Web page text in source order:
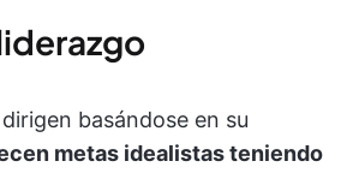
basándose en su
metas idealistas teniendo